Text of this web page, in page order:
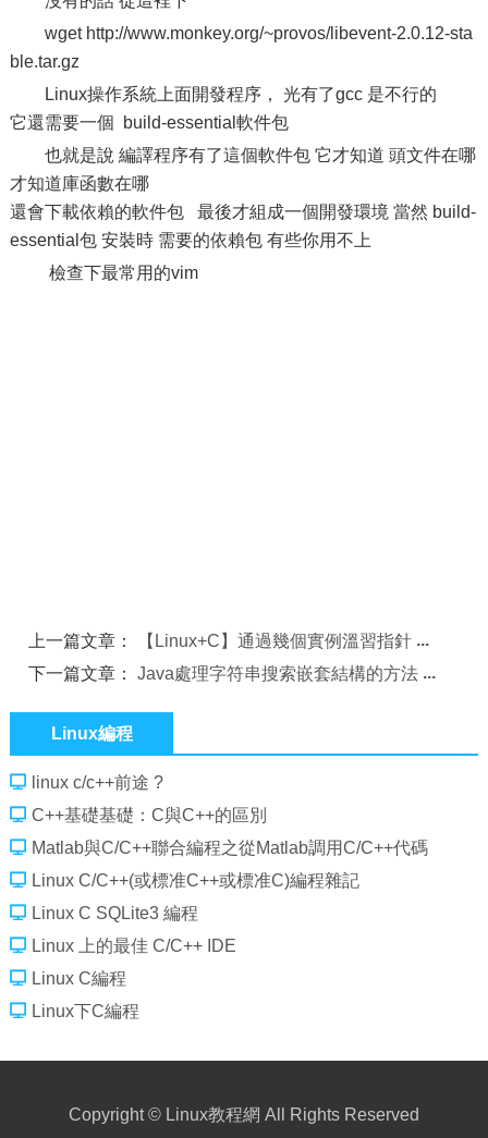
wget http://www.monkey.org/~provos/libevent-2.0.12-sta
ble.tar.gz
Linux操作系統上面開發程序， 光有了gcc 是不行的
它還需要一個 build-essential軟件包
也就是說 編譯程序有了這個軟件包 它才知道 頭文件在哪
才知道庫函數在哪
還會下載依賴的軟件包 最後才組成一個開發環境 當然 build-
essential包 安裝時 需要的依賴包 有些你用不上
檢查下最常用的vim
上一篇文章：
【Linux+C】通過幾個實例溫習指針
下一篇文章：Java處理字符串搜索嵌套結構的方法
Linux編程
linux c/c++前途 ?
C++基礎基礎：C與C++的區別
Matlab與C/C++聯合編程之從Matlab調用C/C++代碼
Linux C/C++(或標准C++或標准C)編程雜記
Linux C SQLite3 編程
Linux 上的最佳 C/C++ IDE
Linux C編程
Linux下C編程
Copyright © Linux教程網 All Rights Reserved